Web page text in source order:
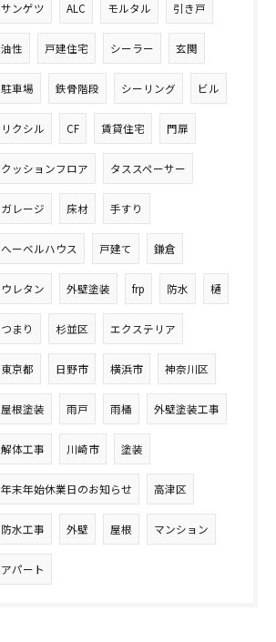
サンゲツ ALC モルタル 引き戸
油性 戸建住宅 シーラー 玄関
駐車場 鉄骨階段 シーリング ビル
リクシル CF 賃貸住宅 門扉
クッションフロア タススペーサー
ガレージ 床材 手すり
へーベルハウス 戸建て 鎌倉
ウレタン 外壁塗装 frp 防水 樋
つまり 杉並区 エクステリア
東京都 日野市 横浜市 神奈川区
屋根塗装 雨戸 雨桶 外壁塗装工事
解体工事 川崎市 塗装
年末年始休業日のお知らせ 高津区
防水工事 外壁 屋根 マンション
アパート